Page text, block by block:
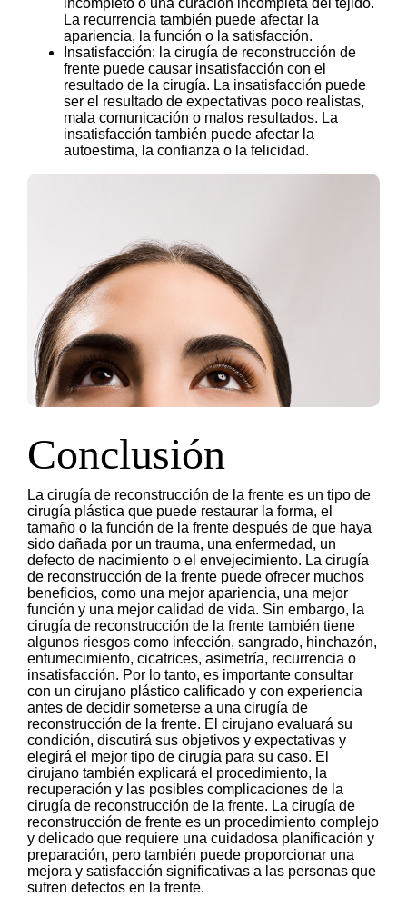
La recurrencia también puede afectar la
apariencia, la función o la satisfacción.
Insatisfacción: la cirugía de reconstrucción de
frente puede causar insatisfacción con el
resultado de la cirugía. La insatisfacción puede
ser el resultado de expectativas poco realistas,
mala comunicación o malos resultados. La
insatisfacción también puede afectar la
autoestima, la confianza o la felicidad.
Conclusión
La cirugía de reconstrucción de la frente es un tipo de
cirugía plástica que puede restaurar la forma, el
tamaño o la función de la frente después de que haya
sido dañada por un trauma, una enfermedad, un
defecto de nacimiento o el envejecimiento. La cirugía
de reconstrucción de la frente puede ofrecer muchos
beneficios, como una mejor apariencia, una mejor
función y una mejor calidad de vida. Sin embargo, la
cirugía de reconstrucción de la frente también tiene
algunos riesgos como infección, sangrado, hinchazón,
entumecimiento, cicatrices, asimetría, recurrencia o
insatisfacción. Por lo tanto, es importante consultar
con un cirujano plástico calificado y con experiencia
antes de decidir someterse a una cirugía de
reconstrucción de la frente. El cirujano evaluará su
condición, discutirá sus objetivos y expectativas y
elegirá el mejor tipo de cirugía para su caso. El
cirujano también explicará el procedimiento, la
recuperación y las posibles complicaciones de la
cirugía de reconstrucción de la frente. La cirugía de
reconstrucción de frente es un procedimiento complejo
y delicado que requiere una cuidadosa planificación y
preparación, pero también puede proporcionar una
mejora y satisfacción significativas a las personas que
sufren defectos en la frente.